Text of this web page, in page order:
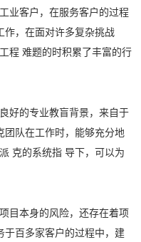
业客户，在服务客户的过程
作，在面对许多复杂挑战
程 难题的时积累了丰富的行
好的专业教盲背景，来自于
团队在工作时，能够充分地
克的系统指 导下，可以为
目本身的风险，还存在着项
于百多家客户的过程中，建